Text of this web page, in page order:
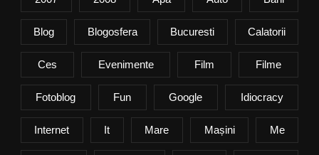
Blog Blogosfera Bucuresti Calatorii
Ces Evenimente Film Filme
Fotoblog Fun Google Idiocracy
Internet It Mare Mașini Me